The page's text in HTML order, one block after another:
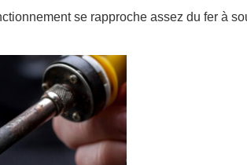
se rapproche assez du fer à